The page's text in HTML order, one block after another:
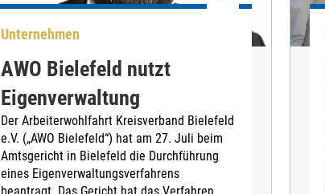
Unternehmen
AWO Bielefeld nutzt
Eigenverwaltung
Der Arbeiterwohlfahrt Kreisverband Bielefeld
e.V. („AWO Bielefeld“) hat am 27. Juli beim
Amtsgericht in Bielefeld die Durchführung
eines Eigenverwaltungsverfahrens